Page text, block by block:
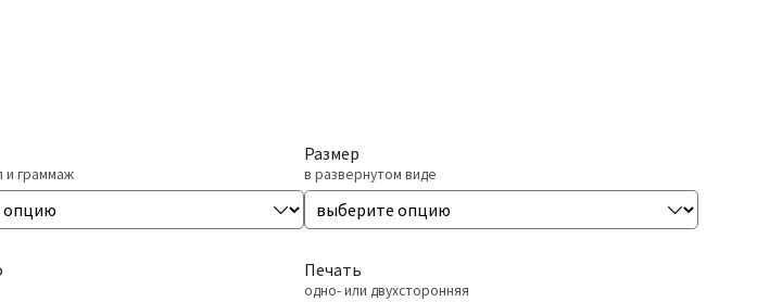
и граммаж
Размер
в развернутом виде
Печать
одно- или двухсторонняя